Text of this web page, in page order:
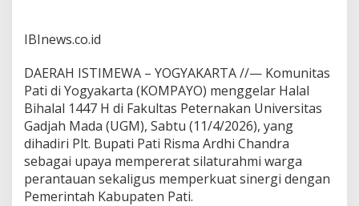
IBInews.co.id
DAERAH ISTIMEWA – YOGYAKARTA //— Komunitas
Pati di Yogyakarta (KOMPAYO) menggelar Halal
Bihalal 1447 H di Fakultas Peternakan Universitas
Gadjah Mada (UGM), Sabtu (11/4/2026), yang
dihadiri Plt. Bupati Pati Risma Ardhi Chandra
sebagai upaya mempererat silaturahmi warga
perantauan sekaligus memperkuat sinergi dengan
Pemerintah Kabupaten Pati.